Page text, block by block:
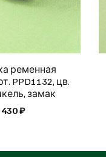
ременная
PPD1132, цв.
замак
430 ₽